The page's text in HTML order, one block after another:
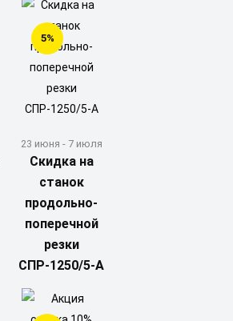
5%
23 июня - 7 июля
Скидка на
станок
продольно-
поперечной
резки
СПР-1250/5-А